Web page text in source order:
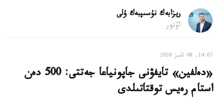
ريزابەك نۇسىپبەك ۇلى
اۆتور
14:07, 08 تامىز 2026
«دەلفين» تايفۋنى جاپونياعا جەتتى: 500 دەن
استام رەيس توقتاتىلدى